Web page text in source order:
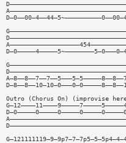
Outro (Chorus On) (improvise